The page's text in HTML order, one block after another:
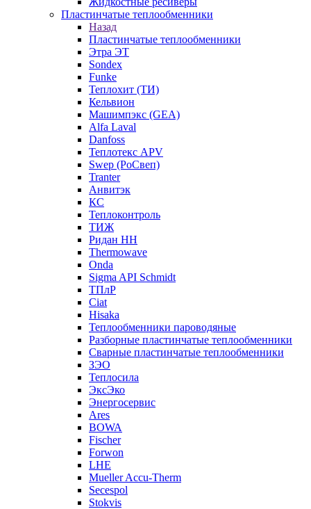
Пластинчатые теплообменники
Назад
Пластинчатые теплообменники
Этра ЭТ
Sondex
Funke
Теплохит (ТИ)
Кельвион
Машимпэкс (GEA)
Alfa Laval
Danfoss
Теплотекс APV
Swep (РоСвеп)
Tranter
Анвитэк
КС
Теплоконтроль
ТИЖ
Ридан НН
Thermowave
Onda
Sigma API Schmidt
ТПлР
Ciat
Hisaka
Теплообменники пароводяные
Разборные пластинчатые теплообменники
Сварные пластинчатые теплообменники
ЗЭО
Теплосила
ЭксЭко
Энергосервис
Ares
BOWA
Fischer
Forwon
LHE
Mueller Accu-Therm
Secespol
Stokvis